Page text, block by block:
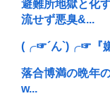
避難所地獄と化
流せず悪臭&...
(╭☞´ん`)╭☞『嫌
落合博満の晩年
w...